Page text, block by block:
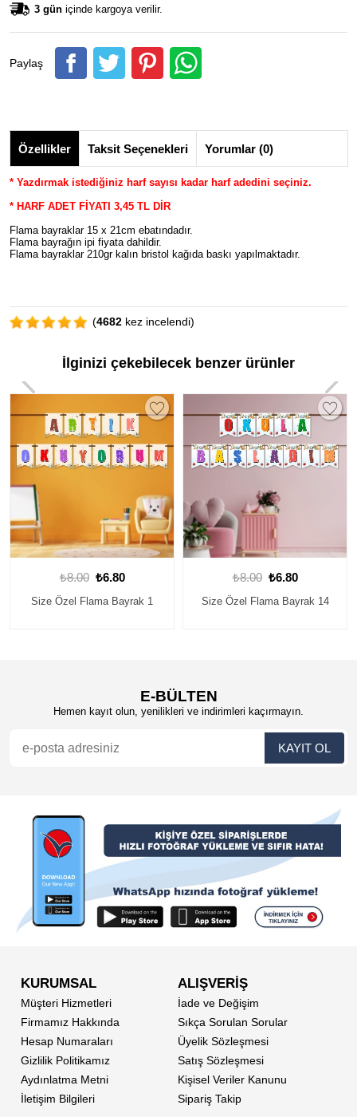
3 gün içinde kargoya verilir.
Paylaş
Özellikler Taksit Seçenekleri Yorumlar (0)
* Yazdırmak istediğiniz harf sayısı kadar harf adedini seçiniz.
* HARF ADET FİYATI 3,45 TL DİR
Flama bayraklar 15 x 21cm ebatındadır.
Flama bayrağın ipi fiyata dahildir.
Flama bayraklar 210gr kalın bristol kağıda baskı yapılmaktadır.
(4682 kez incelendi)
İlginizi çekebilecek benzer ürünler
₺8.00 ₺6.80
Size Özel Flama Bayrak 1
₺8.00 ₺6.80
Size Özel Flama Bayrak 14
E-BÜLTEN
Hemen kayıt olun, yenilikleri ve indirimleri kaçırmayın.
KURUMSAL
Müşteri Hizmetleri
Firmamız Hakkında
Hesap Numaraları
Gizlilik Politikamız
Aydınlatma Metni
İletişim Bilgileri
ALIŞVERİŞ
İade ve Değişim
Sıkça Sorulan Sorular
Üyelik Sözleşmesi
Satış Sözleşmesi
Kişisel Veriler Kanunu
Sipariş Takip